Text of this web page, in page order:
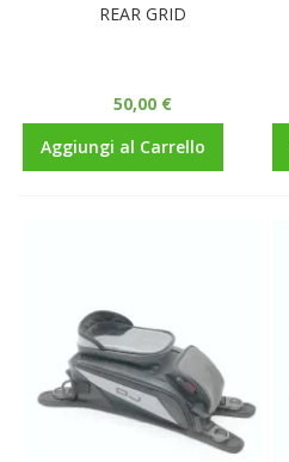
REAR GRID
50,00 €
Aggiungi al Carrello